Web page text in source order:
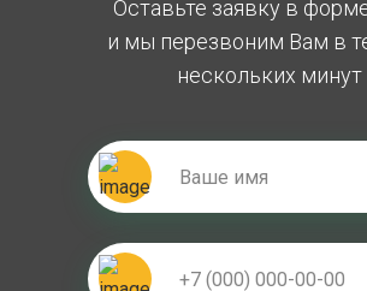
Оставьте заявку в
и мы перезвоним Вам в
нескольких минут